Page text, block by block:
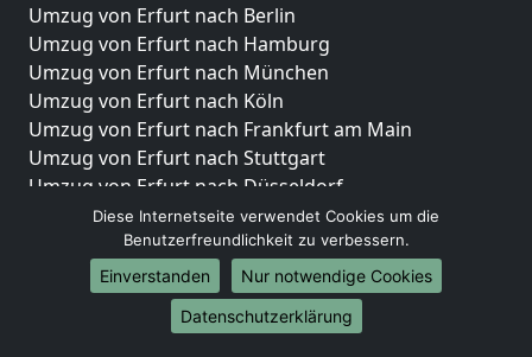
Umzug von Erfurt nach Berlin
Umzug von Erfurt nach Hamburg
Umzug von Erfurt nach München
Umzug von Erfurt nach Köln
Umzug von Erfurt nach Frankfurt am Main
Umzug von Erfurt nach Stuttgart
Umzug von Erfurt nach Düsseldorf
Umzug von Erfurt nach Leipzig
Umzug von Erfurt nach Dortmund
Umzug von Erfurt nach Essen
Umzug von Erfurt nach Bremen
Umzug von Erfurt nach Dresden
Diese Internetseite verwendet Cookies um die
Benutzerfreundlichkeit zu verbessern.
Einverstanden
Nur notwendige Cookies
Datenschutzerklärung